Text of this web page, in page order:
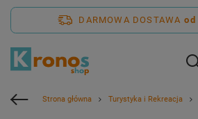
DARMOWA DOSTAWA od
Strona główna Turystyka i Rekreacja